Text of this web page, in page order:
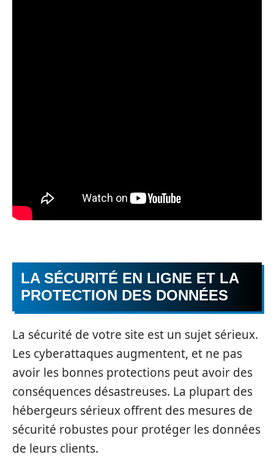
LA SÉCURITÉ EN LIGNE ET LA
PROTECTION DES DONNÉES
La sécurité de votre site est un sujet sérieux.
Les cyberattaques augmentent, et ne pas
avoir les bonnes protections peut avoir des
conséquences désastreuses. La plupart des
hébergeurs sérieux offrent des mesures de
sécurité robustes pour protéger les données
de leurs clients.